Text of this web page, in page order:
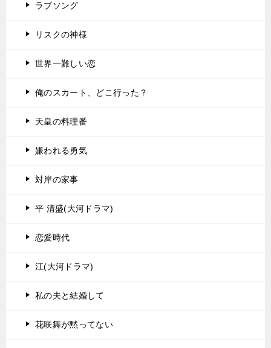
ラブソング
リスクの神様
世界一難しい恋
俺のスカート、どこ行った？
天皇の料理番
嫌われる勇気
対岸の家事
平 清盛(大河ドラマ)
恋愛時代
江(大河ドラマ)
私の夫と結婚して
花咲舞が黙ってない